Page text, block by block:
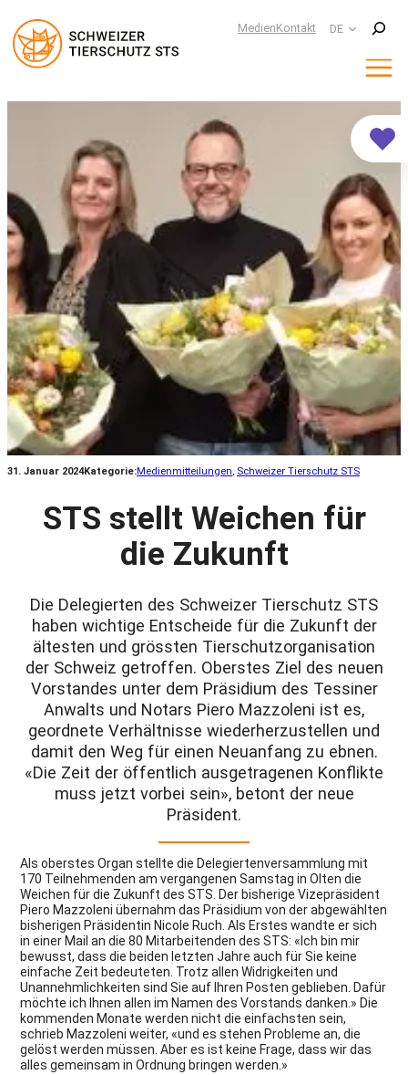
MedienKontakt DE
Suchen
31. Januar 2024Kategorie:Medienmitteilungen, Schweizer Tierschutz STS
STS stellt Weichen für
die Zukunft
Die Delegierten des Schweizer Tierschutz STS
haben wichtige Entscheide für die Zukunft der
ältesten und grössten Tierschutzorganisation
der Schweiz getroffen. Oberstes Ziel des neuen
Vorstandes unter dem Präsidium des Tessiner
Anwalts und Notars Piero Mazzoleni ist es,
geordnete Verhältnisse wiederherzustellen und
damit den Weg für einen Neuanfang zu ebnen.
«Die Zeit der öffentlich ausgetragenen Konflikte
muss jetzt vorbei sein», betont der neue
Präsident.
Als oberstes Organ stellte die Delegiertenversammlung mit
170 Teilnehmenden am vergangenen Samstag in Olten die
Weichen für die Zukunft des STS. Der bisherige Vizepräsident
Piero Mazzoleni übernahm das Präsidium von der abgewählten
bisherigen Präsidentin Nicole Ruch. Als Erstes wandte er sich
in einer Mail an die 80 Mitarbeitenden des STS: «Ich bin mir
bewusst, dass die beiden letzten Jahre auch für Sie keine
einfache Zeit bedeuteten. Trotz allen Widrigkeiten und
Unannehmlichkeiten sind Sie auf Ihren Posten geblieben. Dafür
möchte ich Ihnen allen im Namen des Vorstands danken.» Die
kommenden Monate werden nicht die einfachsten sein,
schrieb Mazzoleni weiter, «und es stehen Probleme an, die
gelöst werden müssen. Aber es ist keine Frage, dass wir das
alles gemeinsam in Ordnung bringen werden.»